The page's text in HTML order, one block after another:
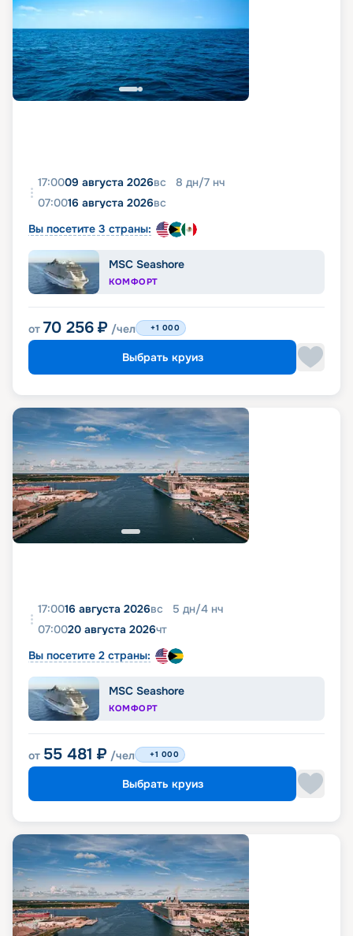
17:0009 августа 2026вс 8 дн/7 нч
07:0016 августа 2026вс
Вы посетите 3 страны:
MSC Seashore
КОМФОРТ
от 70 256 ₽ /чел +1 000
Выбрать круиз
17:0016 августа 2026вс 5 дн/4 нч
07:0020 августа 2026чт
Вы посетите 2 страны:
MSC Seashore
КОМФОРТ
от 55 481 ₽ /чел +1 000
Выбрать круиз